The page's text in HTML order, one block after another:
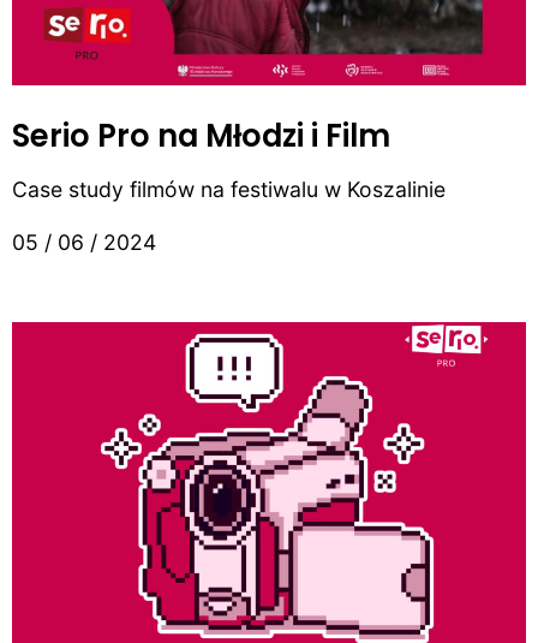
Serio Pro na Młodzi i Film
Case study filmów na festiwalu w Koszalinie
05 / 06 / 2024